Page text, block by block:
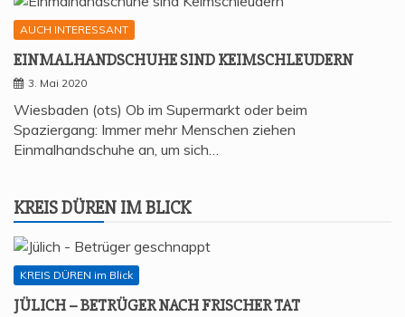
AUCH INTERESSANT
EIN­MAL­HAND­SCHU­HE SIND KEIMSCHLEUDERN
3. Mai 2020
Wiesbaden (ots) Ob im Supermarkt oder beim
Spaziergang: Immer mehr Menschen ziehen
Einmalhandschuhe an, um sich…
KREIS DÜREN IM BLICK
KREIS DÜREN im Blick
JÜLICH – BETRÜ­GER NACH FRI­SCHER TAT